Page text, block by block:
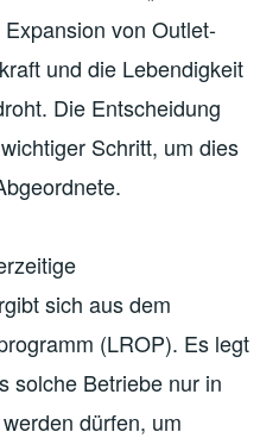
von Outlet-
und die Lebendigkeit
Die Entscheidung
Schritt, um dies
sich aus dem
(LROP). Es legt
solche Betriebe nur in
dürfen, um